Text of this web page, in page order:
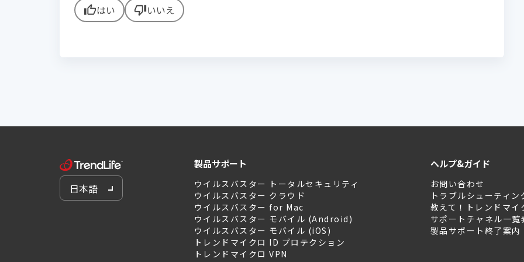
thumb_upはい thumb_downいいえ
日本語
製品サポート
ウイルスバスター トータルセキュリティ
ウイルスバスター クラウド
ウイルスバスター for Mac
ウイルスバスター モバイル (Android)
ウイルスバスター モバイル (iOS)
トレンドマイクロ ID プロテクション
トレンドマイクロ VPN
ヘルプ&ガイド
お問い合わせ
トラブルシューティン
教えて！トレンドマイ
サポートチャネル一覧
製品サポート終了案内